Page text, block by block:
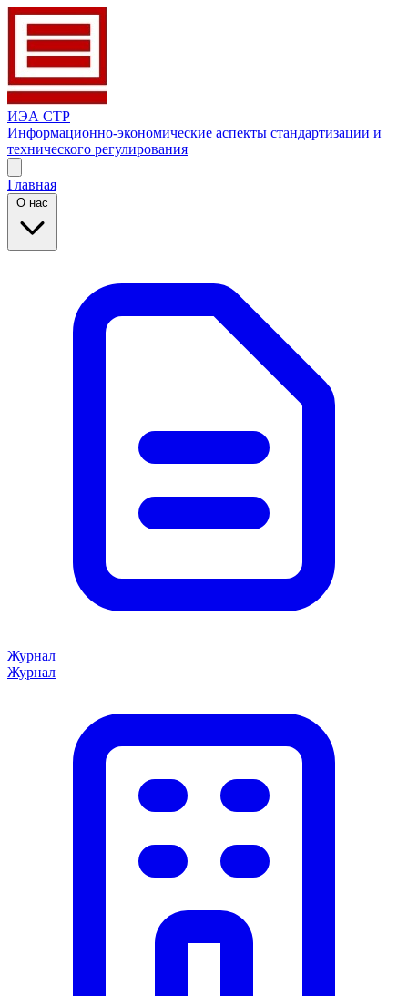
ИЭА СТР
Информационно-экономические аспекты стандартизации и
технического регулирования
Главная
О нас
Журнал
Журнал